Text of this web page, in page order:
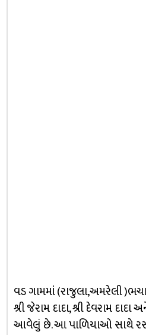
વડ ગામમાં (રાજુલા,અમરેલી
શ્રી જેરામ દાદા, શ્રી દેવરામ દાદા
આવેલું છે. આ પાળિયાઓ સાથે